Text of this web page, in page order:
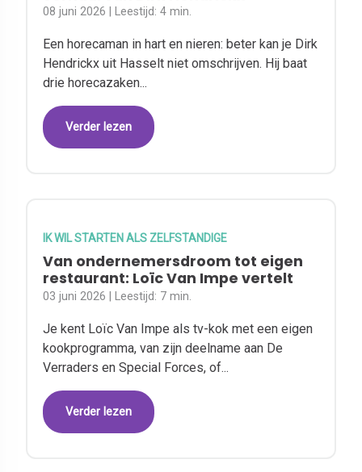
08 juni 2026 | Leestijd:4 min.
Een horecaman in hart en nieren: beter kan je Dirk
Hendrickx uit Hasselt niet omschrijven. Hij baat
drie horecazaken...
Verder lezen
IK WIL STARTEN ALS ZELFSTANDIGE
Van ondernemersdroom tot eigen
restaurant: Loïc Van Impe vertelt
03 juni 2026 | Leestijd: 7 min.
Je kent Loïc Van Impe als tv-kok met een eigen
kookprogramma, van zijn deelname aan De
Verraders en Special Forces, of...
Verder lezen